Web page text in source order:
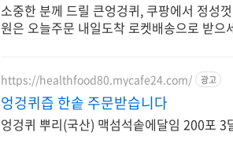
소중한 분께 드릴 큰엉겅퀴, 쿠팡에서 정성
원은 오늘주문 내일도착 로켓배송으로 받으
https://healthfood80.mycafe24.com/ 광고
엉겅퀴즙 한솥 주문받습니다
엉겅퀴 뿌리(국산) 맥섬석솥에달임 200포